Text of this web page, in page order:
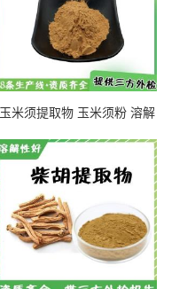
玉米须提取物 玉米须粉 溶解